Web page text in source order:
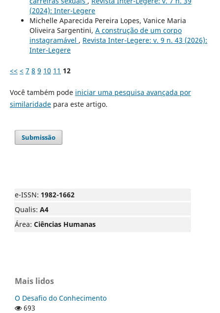
(2024): Inter-Legere
Michelle Aparecida Pereira Lopes, Vanice Maria
Oliveira Sargentini, A construção de um corpo
instagramável , Revista Inter-Legere: v. 9 n. 43 (2026):
Inter-Legere
<< < 7 8 9 10 11 12
Você também pode iniciar uma pesquisa avançada por
similaridadepara este artigo.
Submissão
e-ISSN: 1982-1662
Qualis: A4
Área: Ciências Humanas
Mais lidos
O Desafio do Conhecimento
693